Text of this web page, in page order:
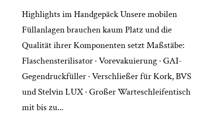
Highlights im Handgepäck Unsere mobilen
Füllanlagen brauchen kaum Platz und die
Qualität ihrer Komponenten setzt Maßstäbe:
Flaschensterilisator · Vorevakuierung · GAI-
Gegendruckfüller · Verschließer für Kork, BVS
und Stelvin LUX · Großer Warteschleifentisch
mit bis zu...